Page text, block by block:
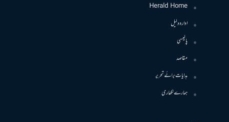
Herald Home
ادارہ دلیل
پالیسی
مقاصد
ہدایات برائے تحریر
ہمارے لکھاری